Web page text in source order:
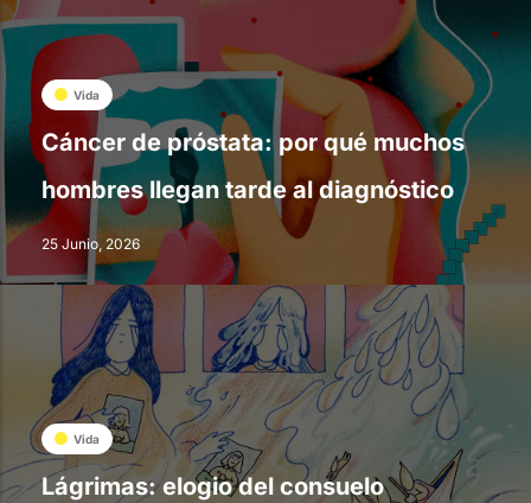
Vida
Cáncer de próstata: por qué muchos
hombres llegan tarde al diagnóstico
25 Junio, 2026
Vida
Lágrimas: elogio del consuelo